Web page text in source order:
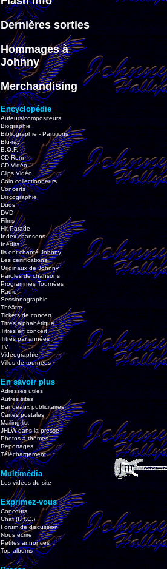
Dernières sorties
Hommages à
Johnny
Merchandising
Encyclopédie
Auteurs/compositeurs
Biographie
Bibliographie - Partitions
Blu-ray
B.O.F.
CD Rom
CD Vidéo
Clips Vidéo
Coin collectionneurs
Concerts
Discographie
Duos
DVD
Films
Hit-Parade
Index chansons
Inédits
Ils ont chanté Johnny
Les certifications
Originaux de Johnny
Paroles de chansons
Programmes Tournées
Radio
Sessionographie
Théâtre
Tickets de concert
Titres alphabétique
Titres en concert
Titres par années
TV
Vidéographie
Villes de tournées
En savoir plus
Adresses utiles
Autres sites
Bandeaux publicitaires
Cartes postales
Mailing list
JHLW dans la presse
Photos à thèmes
Reportages
Téléchargement
Multimédia
Les vidéos du site
Exprimez-vous
Concours
Chat (I.R.C.)
Forum de discussion
Nous écrire
Petites annonces
Top albums